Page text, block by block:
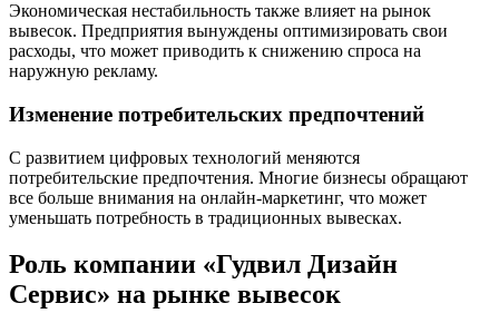
Экономическая нестабильность также влияет на рынок
вывесок. Предприятия вынуждены оптимизировать свои
расходы, что может приводить к снижению спроса на
наружную рекламу.
Изменение потребительских предпочтений
С развитием цифровых технологий меняются
потребительские предпочтения. Многие бизнесы обращают
все больше внимания на онлайн-маркетинг, что может
уменьшать потребность в традиционных вывесках.
Роль компании «Гудвил Дизайн
Сервис» на рынке вывесок